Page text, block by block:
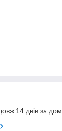
14 днів за